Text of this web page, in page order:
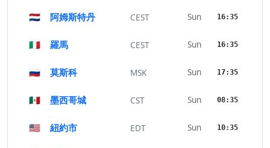
🇳🇱 阿姆斯特丹 CEST Sun 16:35
🇮🇹 羅馬 CEST Sun 16:35
🇷🇺 莫斯科 MSK Sun 17:35
🇲🇽 墨西哥城 CST Sun 08:35
🇺🇸 紐約市 EDT Sun 10:35